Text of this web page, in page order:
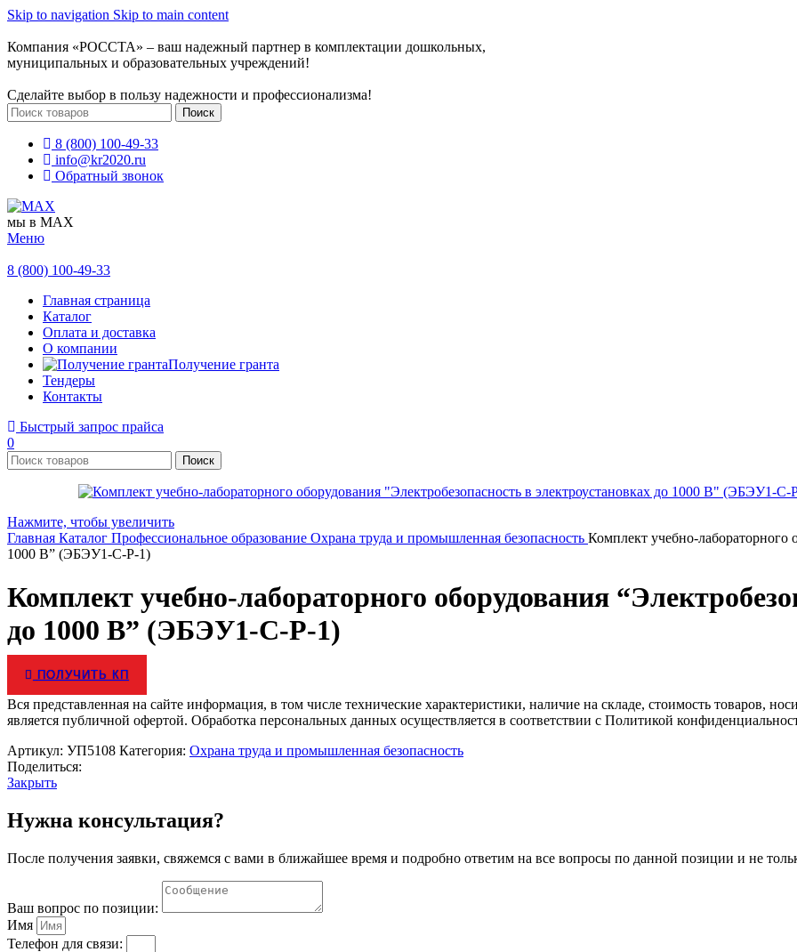
Skip to navigation Skip to main content
Компания «РОССТА» – ваш надежный партнер в комплектации дошкольных,
муниципальных и образовательных учреждений!
Сделайте выбор в пользу надежности и профессионализма!
Поиск
8 (800) 100-49-33
info@kr2020.ru
Обратный звонок
мы в MAX
Меню
8 (800) 100-49-33
Главная страница
Каталог
Оплата и доставка
О компании
Получение гранта
Тендеры
Контакты
Быстрый запрос прайса
0
Поиск
Нажмите, чтобы увеличить
Главная Каталог Профессиональное образование Охрана труда и промышленная безопасность Комплект учебно-лабораторного
1000 В” (ЭБЭУ1-С-Р-1)
Комплект учебно-лабораторного оборудования
до 1000 В” (ЭБЭУ1-С-Р-1)
ПОЛУЧИТЬ КП
Вся представленная на сайте информация, в том числе технические характеристики, наличие на складе, стоимость товаров,
является публичной офертой. Обработка персональных данных осуществляется в соответствии с Политикой
Артикул: УП5108 Категория: Охрана труда и промышленная безопасность
Поделиться:
Закрыть
Нужна консультация?
После получения заявки, свяжемся с вами в ближайшее время и подробно ответим на все вопросы по данной позиции и не
Ваш вопрос по позиции:
Имя
Телефон для связи: